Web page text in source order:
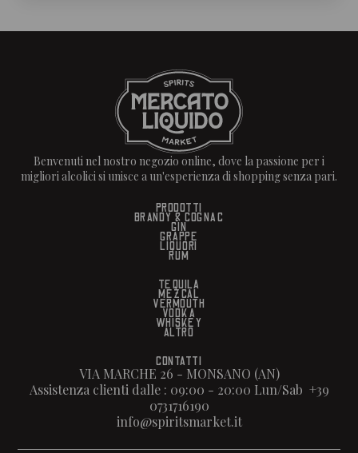
Benvenuti nel nostro negozio online, dove la passione per i
migliori alcolici si unisce a un'esperienza di shopping senza pari.
CONTATTI
VIA MARCHE 26 - MONSANO (AN)
Assistenza clienti dalle : 09:00 - 20:00 Lun/Sab +39
0731716190
info@spiritsmarket.it
PRODOTTI
BRANDY & COGNAC
GIN
GRAPPE
LIQUORI
RUM
TEQUILA
MEZCAL
VERMOUTH
VODKA
WHISKEY
ALTRO